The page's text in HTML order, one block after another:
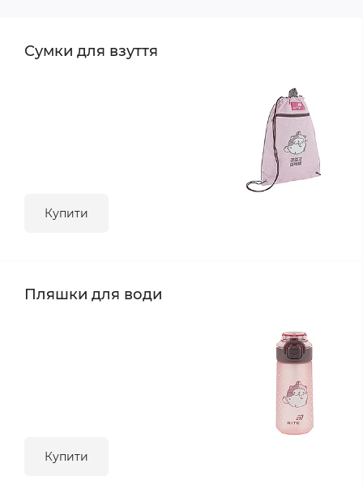
Сумки для взуття
Купити
Пляшки для води
Купити